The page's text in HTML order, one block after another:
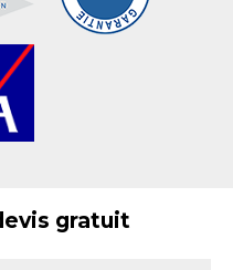
gratuit